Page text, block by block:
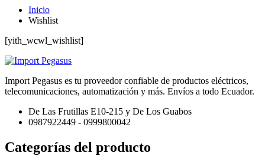
Inicio
Wishlist
[yith_wcwl_wishlist]
Import Pegasus es tu proveedor confiable de productos eléctricos,
telecomunicaciones, automatización y más. Envíos a todo Ecuador.
De Las Frutillas E10-215 y De Los Guabos
0987922449 - 0999800042
Categorías del producto